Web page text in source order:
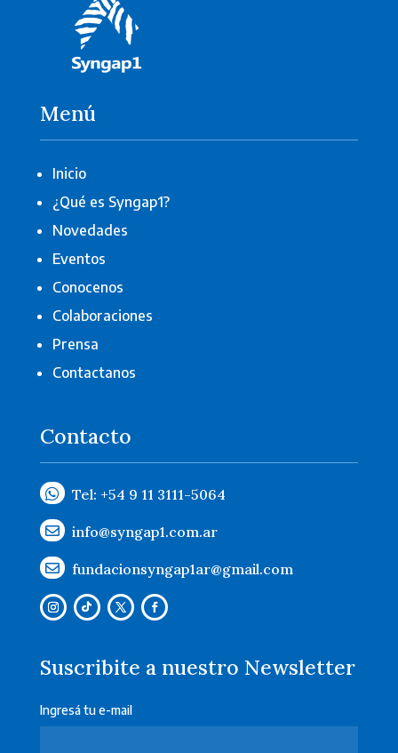
Menú
Inicio
¿Qué es Syngap1?
Novedades
Eventos
Conocenos
Colaboraciones
Prensa
Contactanos
Contacto
 Tel: +54 9 11 3111-5064
 info@syngap1.com.ar
 fundacionsyngap1ar@gmail.com
Suscribite a nuestro Newsletter
Ingresá tu e-mail